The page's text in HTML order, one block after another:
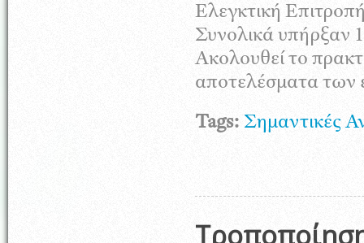
Ελεγκτική
Συνολικά υπήρξαν
Ακολουθεί το
αποτελέσματα των
Tags: Σημαντικές